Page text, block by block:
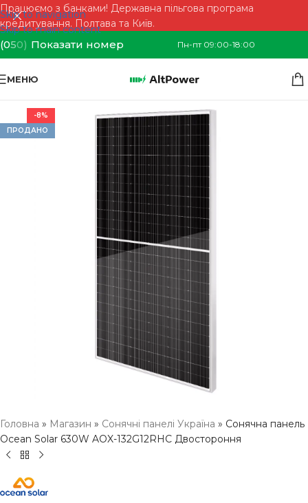
Skip to navigation
Skip to main content
Працюємо з банками! Державна пільгова програма
кредитування. Полтава та Київ.
(050) Показати номер Пн-пт 09:00-18:00
МЕНЮ
-8%
ПРОДАНО
Головна » Магазин » Сонячні панелі Україна » Сонячна панель
Ocean Solar 630W AOX-132G12RHC Двостороння